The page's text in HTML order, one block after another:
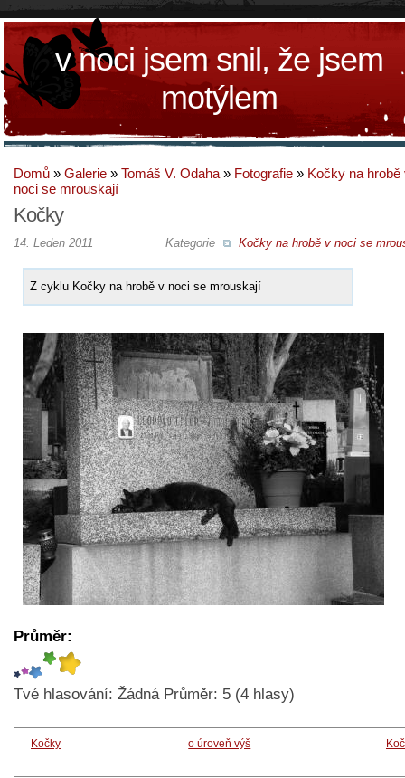
v noci jsem snil, že jsem
motýlem
Domů » Galerie » Tomáš V. Odaha » Fotografie » Kočky na hrobě
noci se mrouskají
Kočky
Kategorie Kočky na hrobě v noci se
14. Leden 2011
Z cyklu Kočky na hrobě v noci se mrouskají
Průměr:
Tvé hlasování: Žádná Průměr: 5 (4 hlasy)
Kočky o úroveň výš